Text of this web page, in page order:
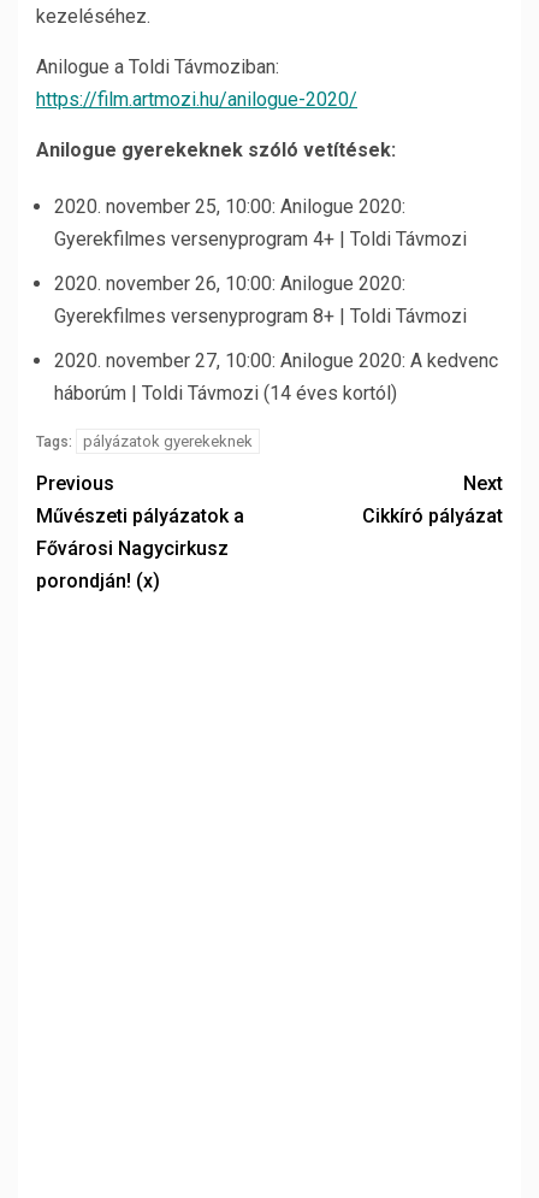
kezeléséhez.
Anilogue a Toldi Távmoziban:
https://film.artmozi.hu/anilogue-2020/
Anilogue gyerekeknek szóló vetítések:
2020. november 25, 10:00: Anilogue 2020:
Gyerekfilmes versenyprogram 4+ | Toldi Távmozi
2020. november 26, 10:00: Anilogue 2020:
Gyerekfilmes versenyprogram 8+ | Toldi Távmozi
2020. november 27, 10:00: Anilogue 2020: A kedvenc
háborúm | Toldi Távmozi (14 éves kortól)
Tags: pályázatok gyerekeknek
Previous
Művészeti pályázatok a
Fővárosi Nagycirkusz
porondján! (x)
Next
Cikkíró pályázat